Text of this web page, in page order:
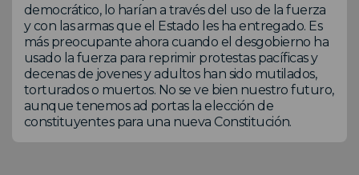
democrático, lo harían a través del uso de la fuerza
y con las armas que el Estado les ha entregado. Es
más preocupante ahora cuando el desgobierno ha
usado la fuerza para reprimir protestas pacíficas y
decenas de jovenes y adultos han sido mutilados,
torturados o muertos. No se ve bien nuestro futuro,
aunque tenemos ad portas la elección de
constituyentes para una nueva Constitución.